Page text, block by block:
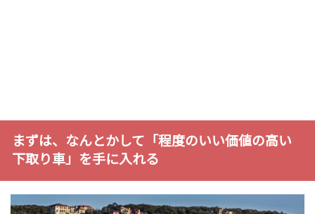
まずは、なんとかして「程度のいい価値の高い
下取り車」を手に入れる